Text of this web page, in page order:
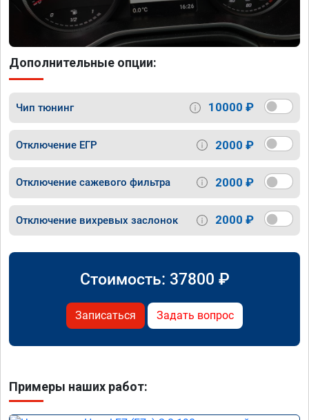
Дополнительные опции:
Чип тюнинг 10000 ₽
Отключение ЕГР 2000 ₽
Отключение сажевого фильтра 2000 ₽
Отключение вихревых заслонок 2000 ₽
Стоимость: 37800 ₽
Записаться Задать вопрос
Примеры наших работ: